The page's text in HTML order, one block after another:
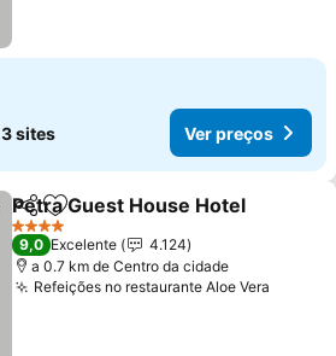
3 sites Ver preços
PartilharAdicionar aos favoritos
Petra Guest House Hotel
4 Estrelas
9,0 Excelente
4.124
a 0.7 km de Centro da cidade
Refeições no restaurante Aloe Vera